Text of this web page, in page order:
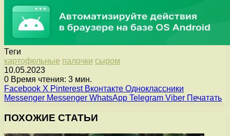
Теги
картофельные палочки сыром
10.05.2023
0 Время чтения: 3 мин.
Facebook X Pinterest Вконтакте Одноклассники
Messenger Messenger WhatsApp Telegram Viber Печатать
ПОХОЖИЕ СТАТЬИ